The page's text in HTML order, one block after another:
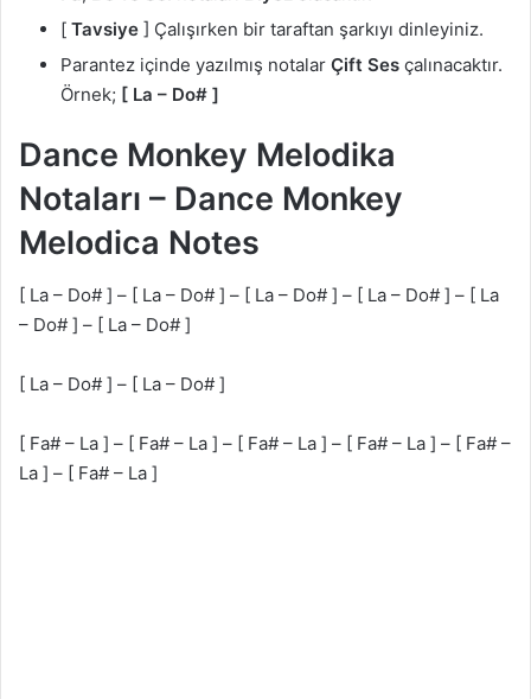
[ Tavsiye ] Çalışırken bir taraftan şarkıyı dinleyiniz.
Parantez içinde yazılmış notalar Çift Ses çalınacaktır.
Örnek; [ La – Do# ]
Dance Monkey Melodika
Notaları – Dance Monkey
Melodica Notes
[ La – Do# ] – [ La – Do# ] – [ La – Do# ] – [ La – Do# ] – [ La
– Do# ] – [ La – Do# ]
[ La – Do# ] – [ La – Do# ]
[ Fa# – La ] – [ Fa# – La ] – [ Fa# – La ] – [ Fa# – La ] – [ Fa# –
La ] – [ Fa# – La ]